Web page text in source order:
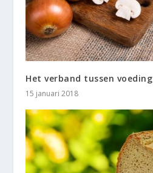
Het verband tussen
15 januari 2018